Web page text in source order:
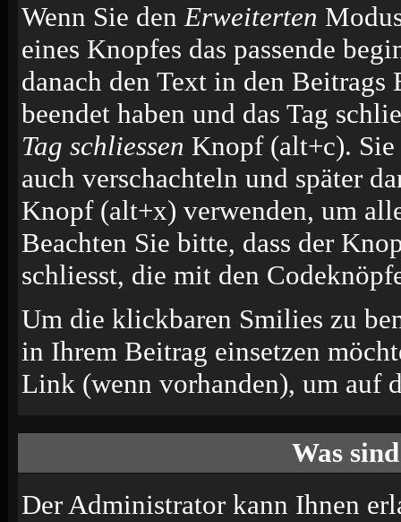
Wenn Sie denErweiterten
eines Knopfes das passende
danach den Text in den Beitrags
beendet haben und das Tag
Tag schliessen Knopf (alt+c).
auch verschachteln und später
Knopf (alt+x) verwenden, um
Beachten Sie bitte, dass der
schliesst, die mit den
Um die klickbaren Smilies zu
in Ihrem Beitrag einsetzen
Link (wenn vorhanden), um auf
Was
Der Administrator kann Ihnen